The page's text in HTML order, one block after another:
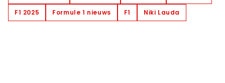
F1 2025
Formule 1 nieuws F1 Niki Lauda